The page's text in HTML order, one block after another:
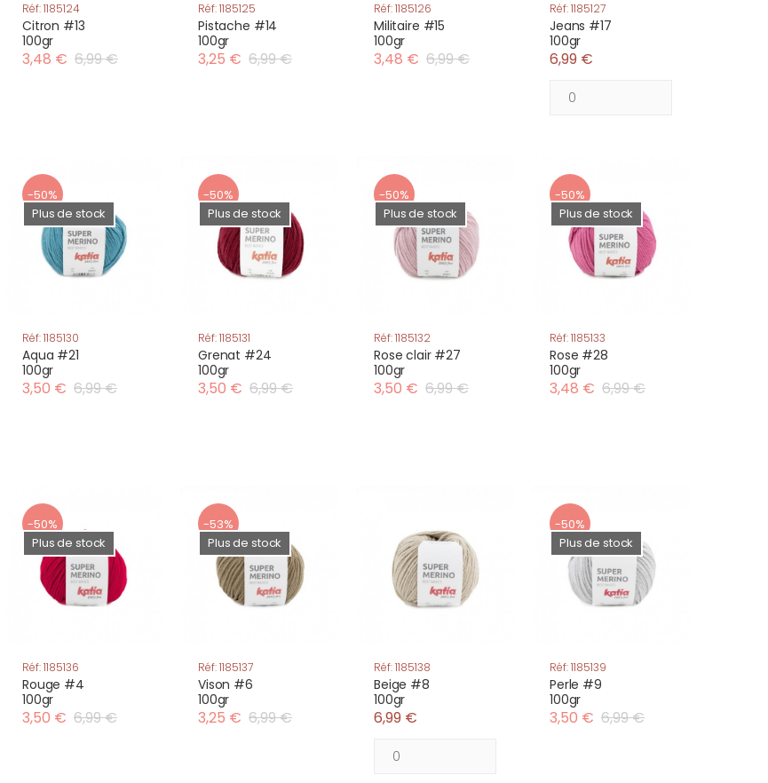
Réf: 1185124
Citron #13
100gr
3,48 € 6,99 €
Réf: 1185125
Pistache #14
100gr
3,25 € 6,99 €
Réf: 1185126
Militaire #15
100gr
3,48 € 6,99 €
Réf: 1185127
Jeans #17
100gr
6,99 €
-50%
Plus de stock
Réf: 1185130
Aqua #21
100gr
3,50 € 6,99 €
-50%
Plus de stock
Réf: 1185131
Grenat #24
100gr
3,50 € 6,99 €
-50%
Plus de stock
Réf: 1185132
Rose clair #27
100gr
3,50 € 6,99 €
-50%
Plus de stock
Réf: 1185133
Rose #28
100gr
3,48 € 6,99 €
-50%
Plus de stock
Réf: 1185136
Rouge #4
100gr
3,50 € 6,99 €
-53%
Plus de stock
Réf: 1185137
Vison #6
100gr
3,25 € 6,99 €
Réf: 1185138
Beige #8
100gr
6,99 €
-50%
Plus de stock
Réf: 1185139
Perle #9
100gr
3,50 € 6,99 €